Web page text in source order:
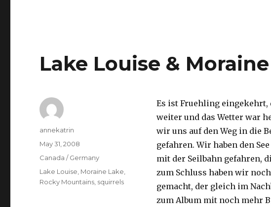
Lake Louise &
Es ist Fruehling
weiter und das Wetter war
wir uns auf den Weg in die
gefahren. Wir haben den
mit der Seilbahn gefahren,
zum Schluss haben wir
gemacht, der gleich im
zum Album mit noch mehr
Author
annekatrin
Posted
May 31, 2008
Categories
Canada / Germany
Tags
Lake Louise Moraine Lake
Rocky Mountains squirrels